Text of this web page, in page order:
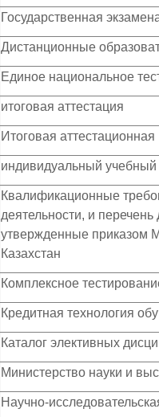
Государственная
Дистанционные
Единое национальное
итоговая аттестация
Итоговая
индивидуальный учебный
Квалификационные
деятельности, и
утвержденные приказом
Казахстан
Комплексное
Кредитная технология
Каталог элективных
Министерство науки и
Научно-